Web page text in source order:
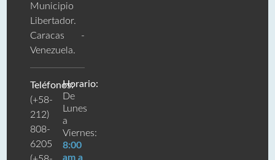
Municipio
Libertador.
Caracas -
Venezuela.
Teléfonos:
(+58-
212)
808-
6205
Horario:
De
Lunes
a
Viernes:
8:00
am a